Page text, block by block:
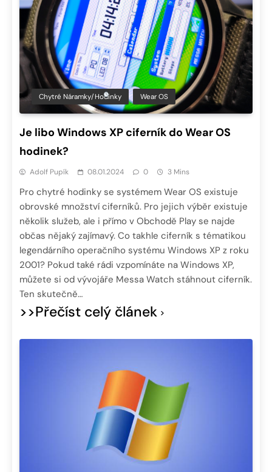
Chytré Náramky/hodinky Wear OS
Je libo Windows XP ciferník do Wear OS
hodinek?
Adolf Pupík 08.01.2024 0 3 Mins
Pro chytré hodinky se systémem Wear OS existuje
obrovské množství ciferníků. Pro jejich výběr existuje
několik služeb, ale i přímo v Obchodě Play se najde
občas nějaký zajímavý. Co takhle ciferník s tématikou
legendárního operačního systému Windows XP z roku
2001? Pokud také rádi vzpomínáte na Windows XP,
můžete si od vývojáře Messa Watch stáhnout ciferník.
Ten skutečně…
>>Přečíst celý článek